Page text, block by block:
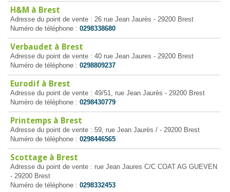
H&M à Brest
Adresse du point de vente : 26 rue Jean Jaurès - 29200 Brest
Numéro de téléphone : 0298338680
Verbaudet à Brest
Adresse du point de vente : 40 rue Jean Jaures - 29200 Brest
Numéro de téléphone : 0298809237
Eurodif à Brest
Adresse du point de vente : 49/51, rue Jean Jaurès - 29200 Brest
Numéro de téléphone : 0298430779
Printemps à Brest
Adresse du point de vente : 59, rue Jean Jaurès / - 29200 Brest
Numéro de téléphone : 0298446565
Scottage à Brest
Adresse du point de vente : rue Jean Jaures C/C COAT AG GUEVEN
- 29200 Brest
Numéro de téléphone : 0298332453